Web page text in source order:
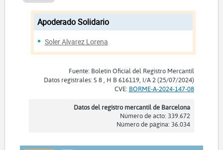
Apoderado Solidario
Soler Alvarez Lorena
Fuente: Boletín Oficial del Registro Mercantil
Datos registrales: S 8 , H B 616119, I/A 2 (25/07/2024)
CVE: BORME-A-2024-147-08
Datos del registro mercantil de Barcelona
Número de acto: 339.672
Número de página: 36.034